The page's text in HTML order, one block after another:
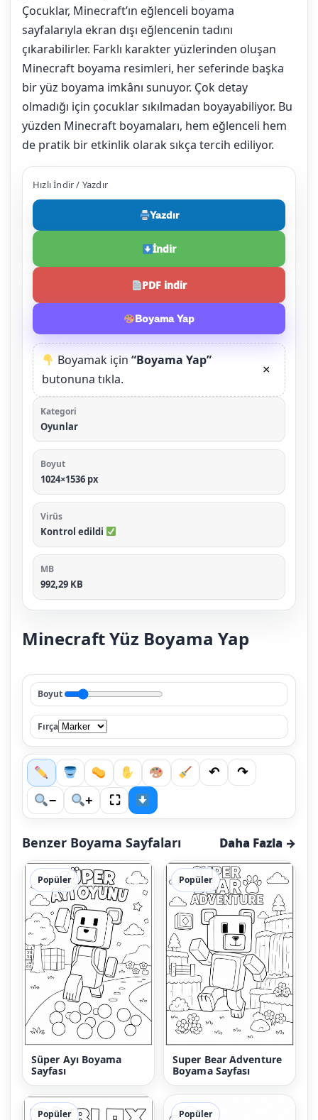
Çocuklar, Minecraft’ın eğlenceli boyama
sayfalarıyla ekran dışı eğlencenin tadını
çıkarabilirler. Farklı karakter yüzlerinden oluşan
Minecraft boyama resimleri, her seferinde başka
bir yüz boyama imkânı sunuyor. Çok detay
olmadığı için çocuklar sıkılmadan boyayabiliyor. Bu
yüzden Minecraft boyamaları, hem eğlenceli hem
de pratik bir etkinlik olarak sıkça tercih ediliyor.
Hızlı İndir / Yazdır
Yazdır
İndir
PDF indir
Boyama Yap
Boyamak için“Boyama Yap”
butonuna tıkla.
×
Kategori
Oyunlar
Boyut
1024×1536 px
Virüs
Kontrol edildi
MB
992,29 KB
Minecraft Yüz Boyama Yap
↶
↷
−
+ ⛶
Boyut
Fırça
Benzer Boyama Sayfaları Daha Fazla →
Popüler
Süper Ayı Boyama
Sayfası
Popüler
Super Bear Adventure
Boyama Sayfası
Popüler Popüler